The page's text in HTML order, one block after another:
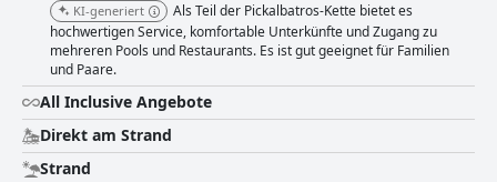
KI-generiert
Als Teil der Pickalbatros-Kette bietet es
hochwertigen Service, komfortable Unterkünfte und Zugang zu
mehreren Pools und Restaurants. Es ist gut geeignet für Familien
und Paare.
All Inclusive Angebote
Direkt am Strand
Strand